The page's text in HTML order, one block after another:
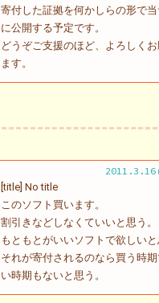
寄付した証拠を何かしらの形で当
に公開する予定です。
どうぞご支援のほど、よろしく
ます。
[title] No title
このソフト買います。
割引きなどしなくていいと思う。
もともとがいいソフトで欲しいと
それが寄付されるのなら買う時
い時期もないと思う。